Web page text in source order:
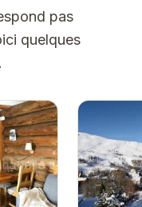
pas
quelques